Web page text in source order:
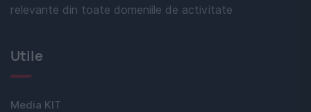
relevante din toate domeniile de activitate
Utile
Media KIT